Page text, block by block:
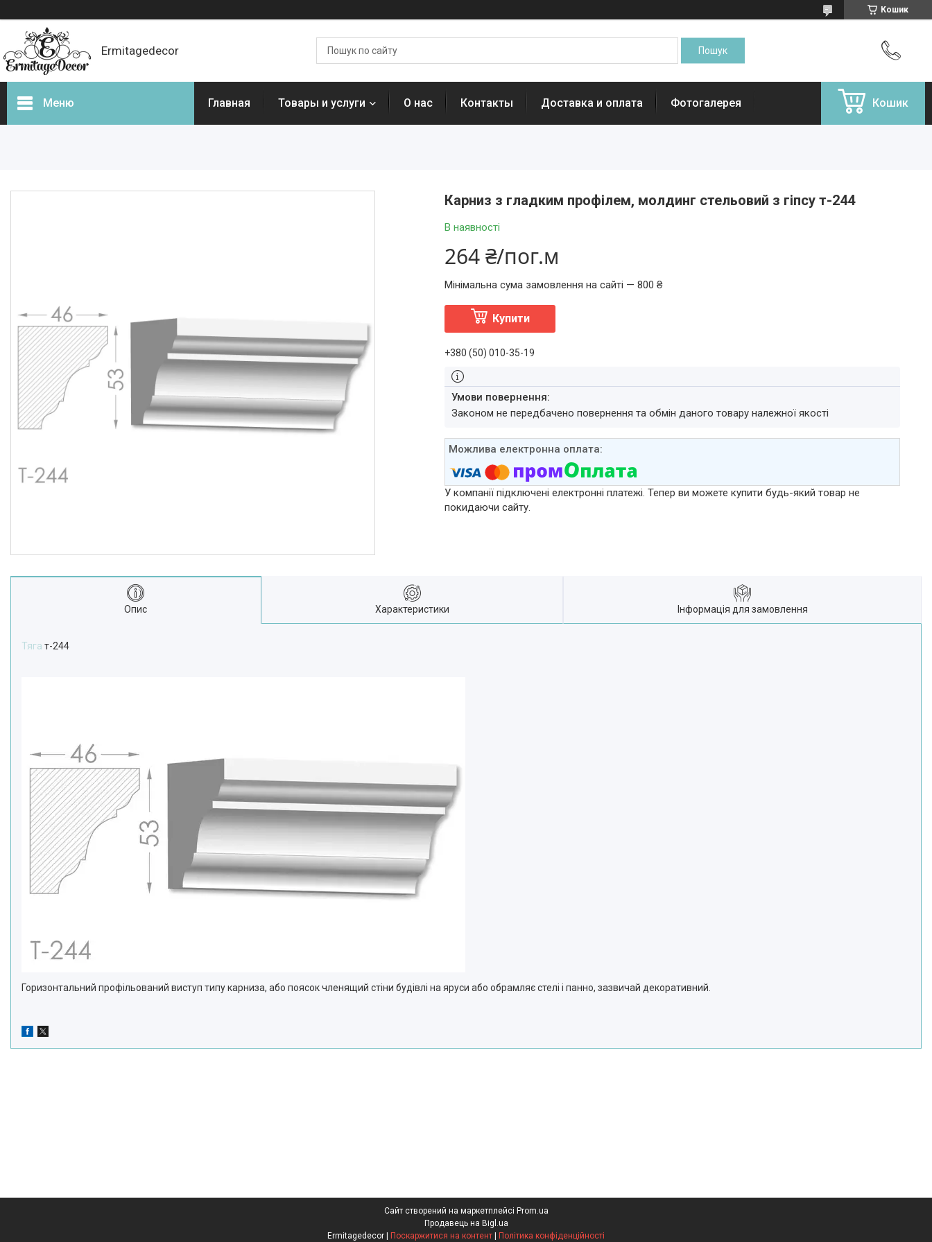
Кошик
Ermitagedecor
Меню
Новости
Статьи
О нас
Отзывы
Доставка и оплата
Условия возврата и обмена
Главная Товары и услуги О нас Контакты Доставка и оплата Фотогалерея Кошик
Карниз з гладким профілем, молдинг стельовий з гіпсу т-244
В наявності
264 ₴/пог.м
Мінімальна сума замовлення на сайті — 800 ₴
Купити
+380 (50) 010-35-19
Законом не передбачено повернення та обмін даного товару належної якості
У компанії підключені електронні платежі. Тепер ви можете купити будь-який товар не
покидаючи сайту.
Опис Характеристики Інформація для замовлення
Тяга т-244
Горизонтальний профільований виступ типу карниза, або поясок членящий стіни будівлі на яруси або обрамляє стелі і панно, зазвичай декоративний.
Сайт створений на маркетплейсі Prom.ua
Продавець на Bigl.ua
Ermitagedecor | Поскаржитися на контент | Політика конфіденційності